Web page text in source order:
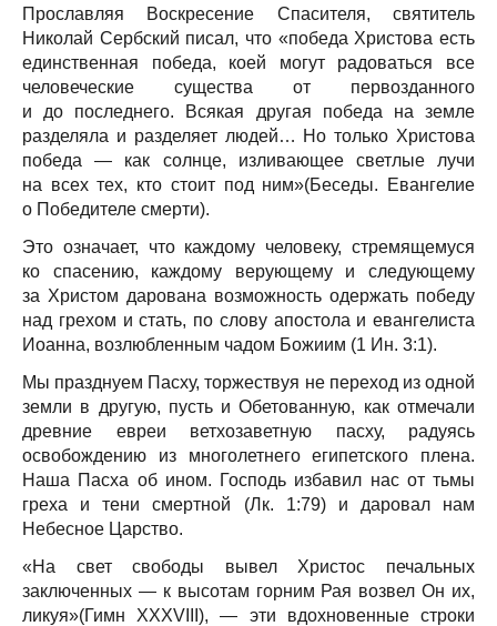
Прославляя Воскресение Спасителя, святитель
Николай Сербский писал, что «победа Христова есть
единственная победа, коей могут радоваться все
человеческие существа от первозданного
и до последнего. Всякая другая победа на земле
разделяла и разделяет людей… Но только Христова
победа — как солнце, изливающее светлые лучи
на всех тех, кто стоит под ним»(Беседы. Евангелие
о Победителе смерти).
Это означает, что каждому человеку, стремящемуся
ко спасению, каждому верующему и следующему
за Христом дарована возможность одержать победу
над грехом и стать, по слову апостола и евангелиста
Иоанна, возлюбленным чадом Божиим (1 Ин. 3:1).
Мы празднуем Пасху, торжествуя не переход из одной
земли в другую, пусть и Обетованную, как отмечали
древние евреи ветхозаветную пасху, радуясь
освобождению из многолетнего египетского плена.
Наша Пасха об ином. Господь избавил нас от тьмы
греха и тени смертной (Лк. 1:79) и даровал нам
Небесное Царство.
«На свет свободы вывел Христос печальных
заключенных — к высотам горним Рая возвел Он их,
ликуя»(Гимн XXXVIII), — эти вдохновенные строки